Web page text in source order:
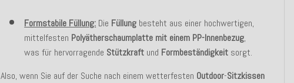
Formstabile Füllung: Die Füllung besteht aus einer hochwertigen,
mittelfesten Polyätherschaumplatte mit einem PP-Innenbezug,
was für hervorragende Stützkraft und Formbeständigkeit sorgt.
Also, wenn Sie auf der Suche nach einem wetterfesten Outdoor-Sitzkissen